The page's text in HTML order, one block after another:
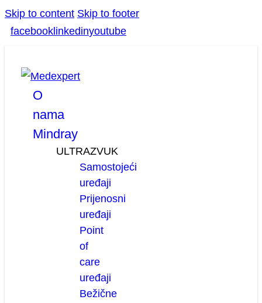
Skip to content Skip to footer
facebook linkedinyoutube
O
nama
Mindray
ULTRAZVUK
Samostojeći
uređaji
Prijenosni
uređaji
Point
of
care
uređaji
Bežične